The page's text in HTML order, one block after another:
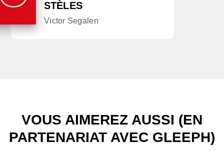
STÈLES
Victor Segalen
VOUS AIMEREZ AUSSI (EN
PARTENARIAT AVEC GLEEPH)